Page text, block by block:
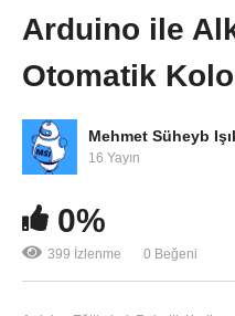
Arduino ile Dinozor
Arduino ile
Otomatik
Mehmet Süheyb
16 Yayın
0%
399 İzlenme 0 Beğeni